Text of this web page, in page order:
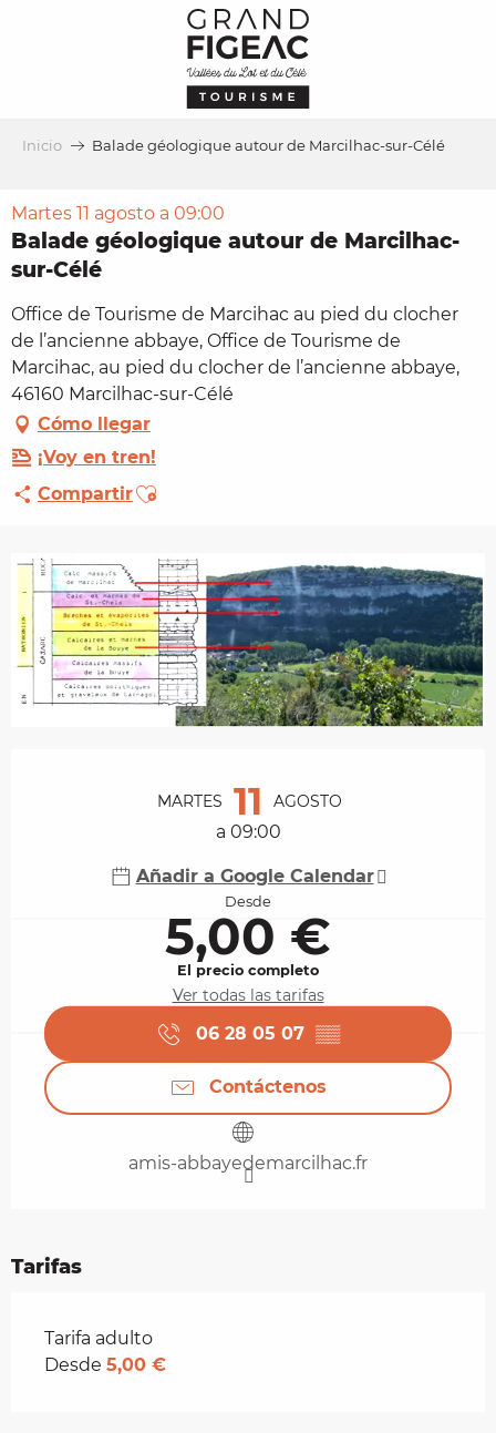
Inicio Balade géologique autour de Marcilhac-sur-Célé
Martes 11 agosto a 09:00
Balade géologique autour de Marcilhac-
sur-Célé
Office de Tourisme de Marcihac au pied du clocher
de l’ancienne abbaye, Office de Tourisme de
Marcihac, au pied du clocher de l’ancienne abbaye,
46160 Marcilhac-sur-Célé
Cómo llegar
¡Voy en tren!
CompartirAjouter aux favoris
MARTES 11 AGOSTO
a 09:00
Añadir a Google Calendar
Desde
5,00 €
El precio completo
Ver todas las tarifas
06 28 05 07 ▒▒
Contáctenos
amis-abbayedemarcilhac.fr
Tarifas
Tarifas 2026
Tarifa adulto
Desde 5,00 €